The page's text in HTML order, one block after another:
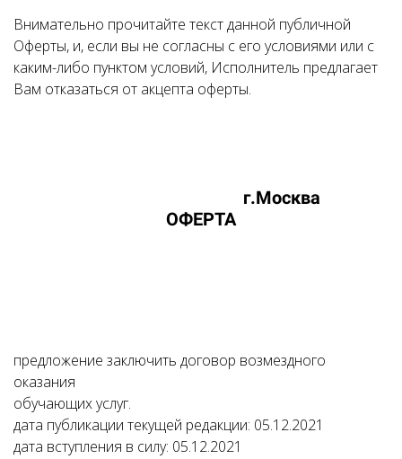
Внимательно прочитайте текст данной публичной
Оферты, и, если вы не согласны с его условиями или с
каким-либо пунктом условий, Исполнитель предлагает
Вам отказаться от акцепта оферты.
г.Москва
ОФЕРТА
предложение заключить договор возмездного
оказания
обучающих услуг.
дата публикации текущей редакции: 05.12.2021
дата вступления в силу: 05.12.2021